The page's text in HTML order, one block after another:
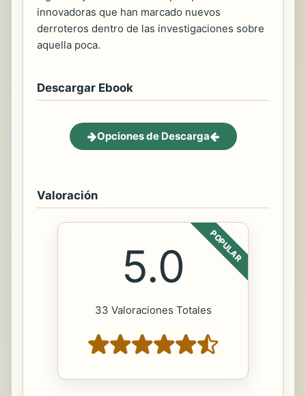
innovadoras que han marcado nuevos
derroteros dentro de las investigaciones sobre
aquella poca.
Descargar Ebook
Opciones de Descarga
Valoración
POPULAR
5.0
33 Valoraciones Totales